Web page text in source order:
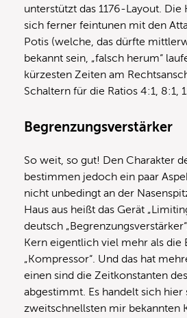
unterstützt das 1176-Layout. Die
sich ferner feintunen mit den
Potis (welche, das dürfte
bekannt sein, „falsch herum“
kürzesten Zeiten am
Schaltern für die Ratios 4:1, 8:1,
Begrenzungsverstärker
So weit, so gut! Den Charakter
bestimmen jedoch ein paar
nicht unbedingt an der
Haus aus heißt das Gerät
deutsch
Kern eigentlich viel mehr als die
„Kompressor“. Und das hat
einen sind die Zeitkonstanten
abgestimmt. Es handelt sich hier
zweitschnellsten mir bekannten